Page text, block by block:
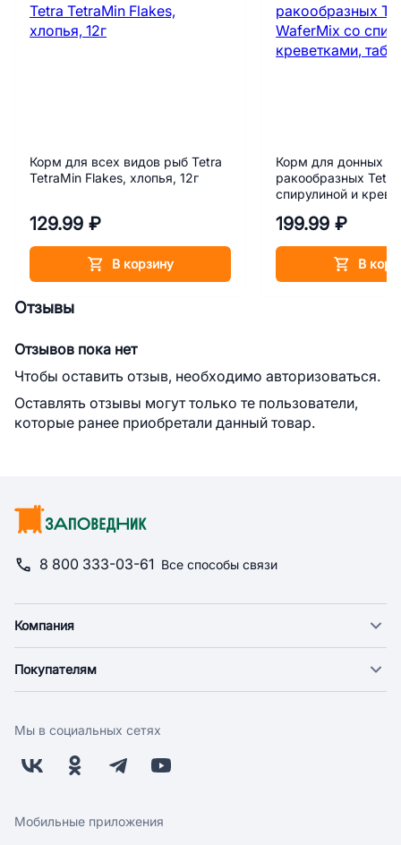
Корм для всех видов рыб Tetra
TetraMin Flakes, хлопья, 12г
129.99 ₽
В корзину
Корм для донных
ракообразных
спирулиной и
199.99 ₽
В
Отзывы
Отзывов пока нет
Чтобы оставить отзыв, необходимо авторизоваться.
Оставлять отзывы могут только те пользователи,
которые ранее приобретали данный товар.
8 800 333-03-61 Все способы связи
Компания
Новости
Поставщикам
Заводчикам
Обратная связь
Покупателям
Оплата
Бонусная программа
Скидки и акции
Мы в социальных сетях
Мобильные приложения